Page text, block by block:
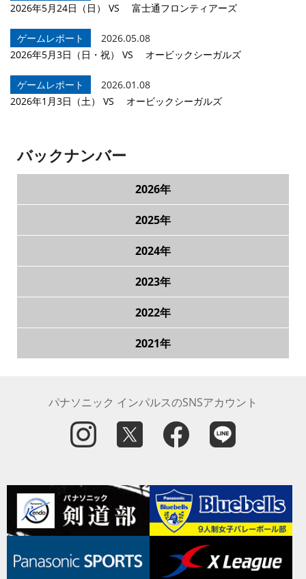
チームについて
2026年5月24日（日） VS 富士通フロンティアーズ
ゲームレポート
2026.05.08
2026年5月3日（日・祝） VS オービックシーガルズ
ゲームレポート
2026.01.08
2026年1月3日（土） VS オービックシーガルズ
バックナンバー
2026年
2025年
2024年
2023年
2022年
2021年
パナソニック インパルスのSNSアカウント